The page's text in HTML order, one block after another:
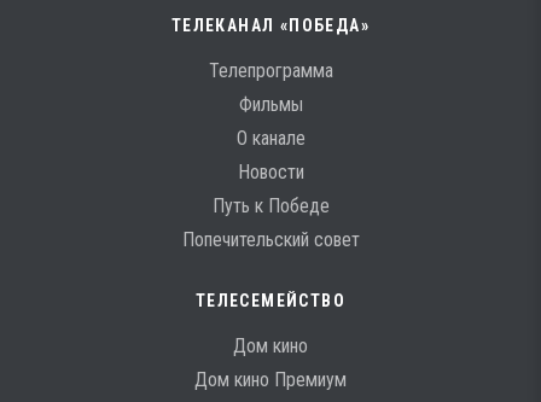
ТЕЛЕКАНАЛ «ПОБЕДА»
Телепрограмма
Фильмы
О канале
Новости
Путь к Победе
Попечительский совет
ТЕЛЕСЕМЕЙСТВО
Дом кино
Дом кино Премиум